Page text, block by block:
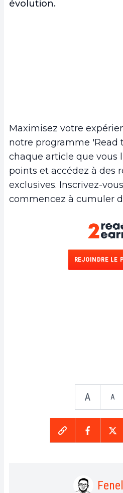
évolution.
Maximisez votre
notre programme 'Read
chaque article que vous
points et accédez à des
exclusives. Inscrivez-
commencez à cumuler
REJOINDRE LE
A A